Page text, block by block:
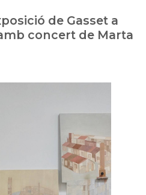
de Gasset a
concert de Marta